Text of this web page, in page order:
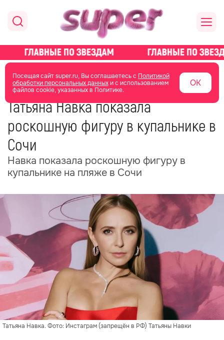
Посещая сайт super.ru, Вы соглашаетесь с Политикой
обработки персональных данныхи с использованием
файлов cookie, указанных в Политике.
ОК
главная новости о звездах новости
13 июня 2025 10:44
Татьяна Навка показала
роскошную фигуру в купальнике в
Сочи
Навка показала роскошную фигуру в
купальнике на пляже в Сочи
Татьяна Навка. Фото: Инстаграм (запрещён в РФ) Татьяны Навки